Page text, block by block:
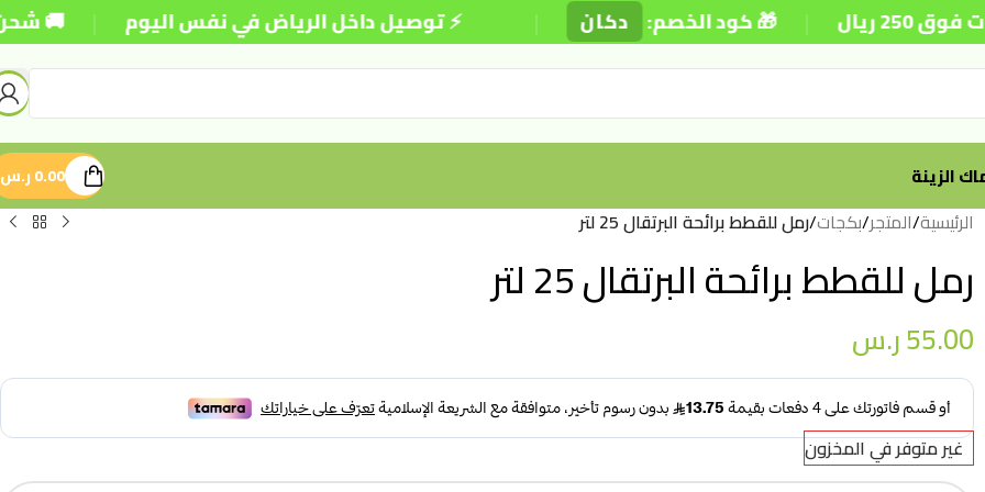
⚡ توصيل داخل الرياض في نفس اليوم | 🚚 شحن | 🎁 كود الخصم: دكان
الزينة 0.00ر.س
الرئيسية/المتجر/بكجات/رمل للقطط برائحة البرتقال 25 لتر
رمل للقطط برائحة البرتقال 25 لتر
55.00ر.س
غير متوفر في المخزون